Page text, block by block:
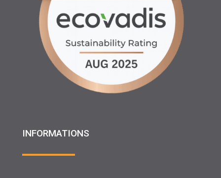
INFORMATIONS